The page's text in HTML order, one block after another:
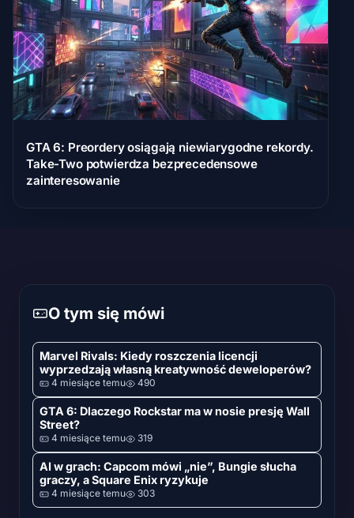
GTA 6: Preordery osiągają niewiarygodne rekordy.
Take-Two potwierdza bezprecedensowe
zainteresowanie
O tym się mówi
Marvel Rivals: Kiedy roszczenia licencji
wyprzedzają własną kreatywność deweloperów?
4 miesiące temu 490
GTA 6: Dlaczego Rockstar ma w nosie presję Wall
Street?
4 miesiące temu 319
AI w grach: Capcom mówi „nie”, Bungie słucha
graczy, a Square Enix ryzykuje
4 miesiące temu 303